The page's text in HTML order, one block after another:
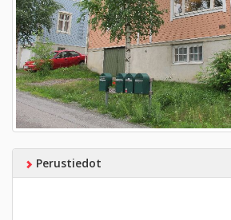
Perustiedot